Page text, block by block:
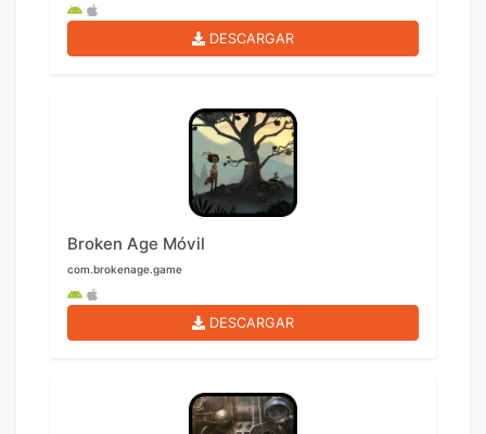
DESCARGAR
Broken Age Móvil
com.brokenage.game
DESCARGAR